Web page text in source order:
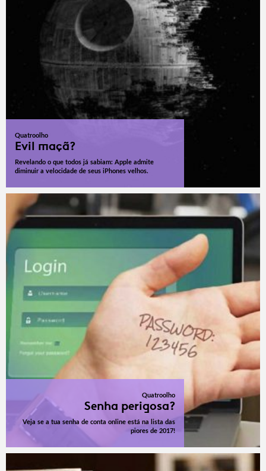
Quatroolho
Evil maçã?
Revelando o que todos já sabiam: Apple admite
diminuir a velocidade de seus iPhones velhos.
Quatroolho
Senha perigosa?
Veja se a tua senha de conta online está na lista das
piores de 2017!